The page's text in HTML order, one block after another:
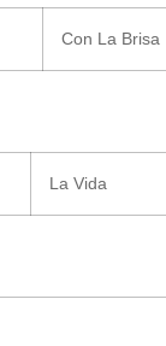
Con La Brisa
La Vida